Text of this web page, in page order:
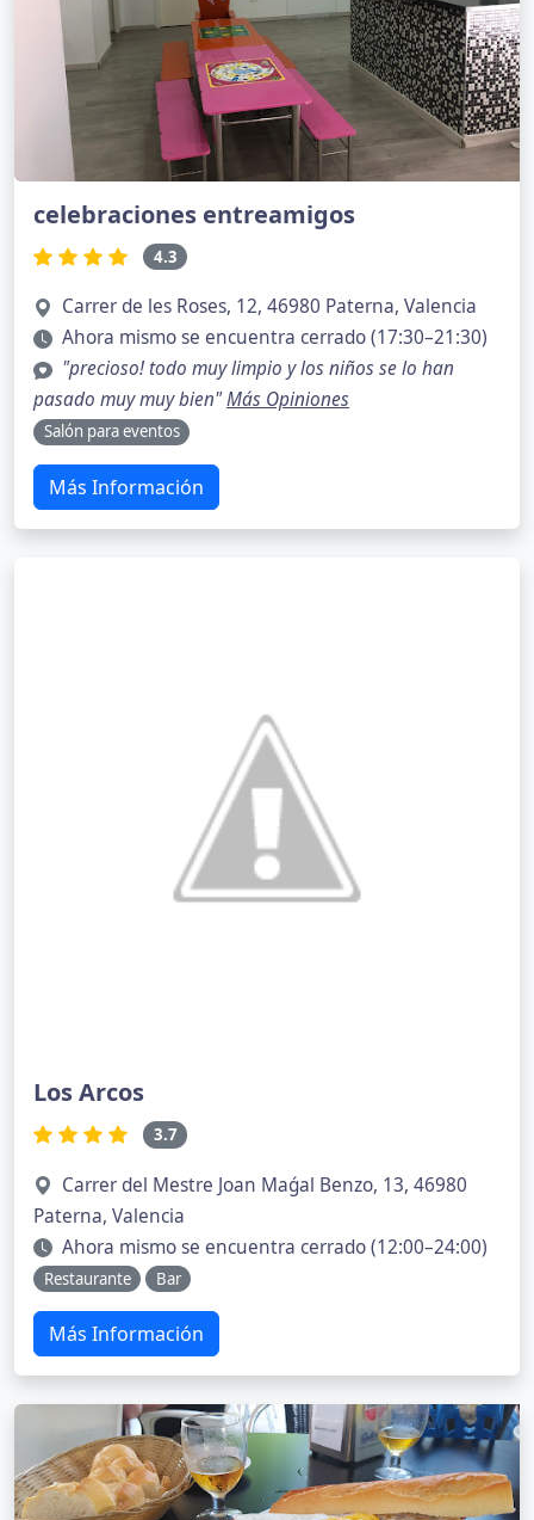
celebraciones entreamigos
4.3
Carrer de les Roses, 12, 46980 Paterna, Valencia
Ahora mismo se encuentra cerrado (17:30–21:30)
"precioso! todo muy limpio y los niños se lo han
pasado muy muy bien"Más Opiniones
Salón para eventos
Más Información
Los Arcos
3.7
Carrer del Mestre Joan Maǵal Benzo, 13, 46980
Paterna, Valencia
Ahora mismo se encuentra cerrado (12:00–24:00)
Restaurante Bar
Más Información